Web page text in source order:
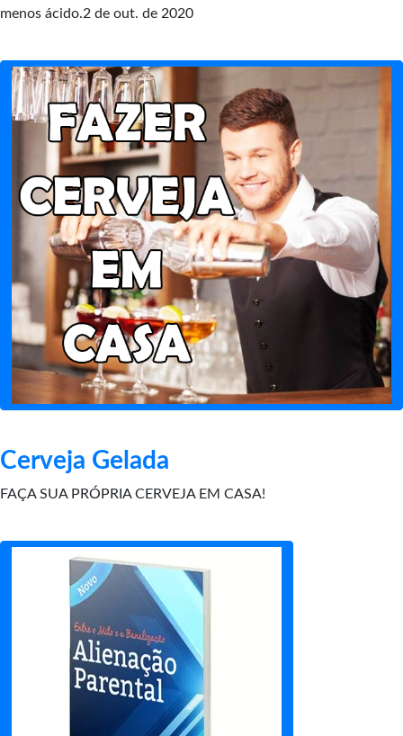
menos ácido.2 de out. de 2020
Cerveja Gelada
FAÇA SUA PRÓPRIA CERVEJA EM CASA!